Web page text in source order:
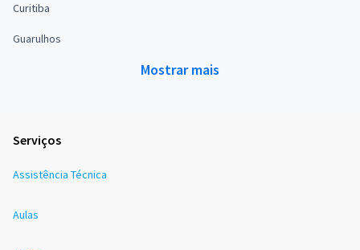
Curitiba
Guarulhos
Mostrar mais
Serviços
Assistência Técnica
Aulas